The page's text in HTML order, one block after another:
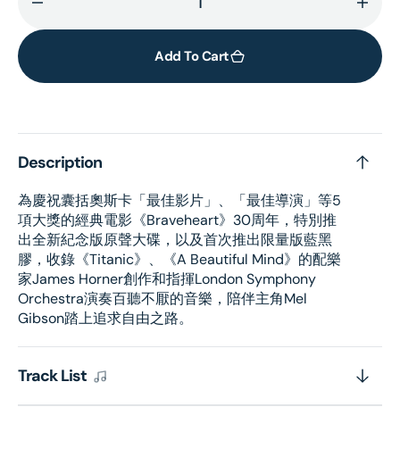
quantity
Braveheart
Edition
-
with
Blue
Streak)
(2LP)
for
-
Add To Cart
Description
為慶祝囊括奧斯卡「最佳影片」、「最佳導演」等5
項大獎的經典電影《Braveheart》30周年，特別推
出全新紀念版原聲大碟，以及首次推出限量版藍黑
膠，收錄《Titanic》、《A Beautiful Mind》的配樂
家James Horner創作和指揮London Symphony
Orchestra演奏百聽不厭的音樂，陪伴主角Mel
Gibson踏上追求自由之路。
Track List